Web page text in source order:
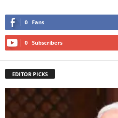
0 Fans
0 Subscribers
EDITOR PICKS